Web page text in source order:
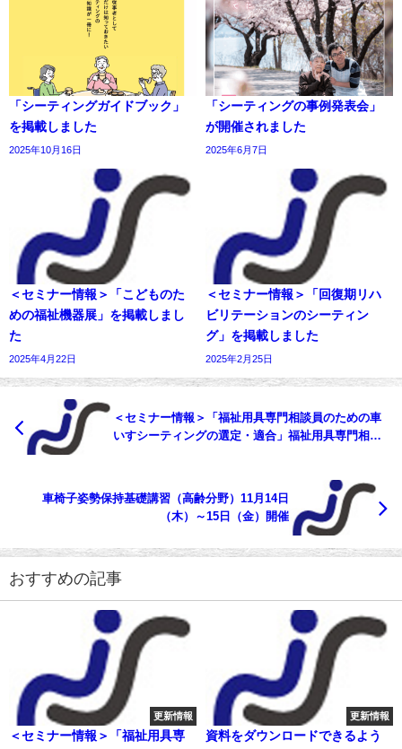
「シーティングガイドブック」
を掲載しました
2025年10月16日
「シーティングの事例発表会」
が開催されました
2025年6月7日
＜セミナー情報＞「こどものた
めの福祉機器展」を掲載しまし
た
2025年4月22日
＜セミナー情報＞「回復期リハ
ビリテーションのシーティン
グ」を掲載しました
2025年2月25日
＜セミナー情報＞「福祉用具専門相談員のための車
いすシーティングの選定・適合」福祉用具専門相談
車椅子姿勢保持基礎講習（高齢分野）11月14日
（木）～15日（金）開催
おすすめの記事
更新情報
＜セミナー情報＞「福祉用具専
更新情報
資料をダウンロードできるよう